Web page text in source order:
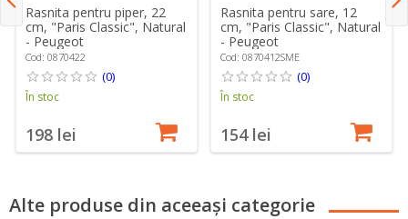
Rasnita pentru piper, 22
cm, "Paris Classic", Natural
- Peugeot
Cod: 0870422
(0)
În stoc
198 lei
Rasnita pentru sare, 12
cm, "Paris Classic", Natural
- Peugeot
Cod: 0870412SME
(0)
În stoc
154 lei
Alte produse din aceeași categorie